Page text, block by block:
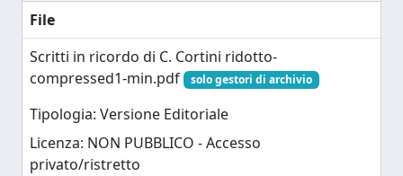
File
Scritti in ricordo di C. Cortini ridotto-
compressed1-min.pdf
solo gestori di archivio
Tipologia: Versione Editoriale
Licenza: NON PUBBLICO - Accesso
privato/ristretto